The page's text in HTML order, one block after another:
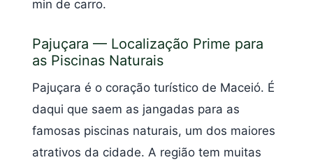
min de carro.
Pajuçara — Localização Prime para
as Piscinas Naturais
Pajuçara é o coração turístico de Maceió. É
daqui que saem as jangadas para as
famosas piscinas naturais, um dos maiores
atrativos da cidade. A região tem muitas